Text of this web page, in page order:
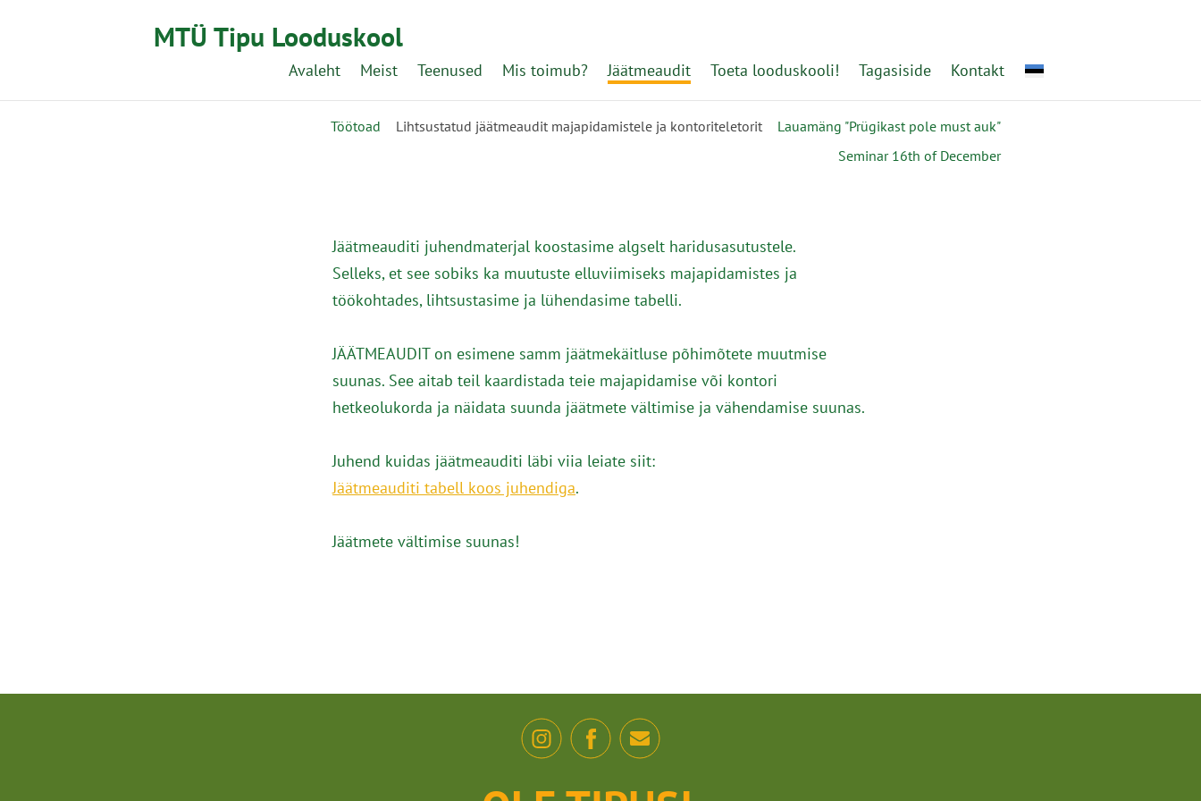
MTÜ Tipu Looduskool
Avaleht Meist Teenused Mis toimub? Jäätmeaudit Toeta looduskooli! Tagasiside Kontakt
Töötoad Lihtsustatud jäätmeaudit majapidamistele ja kontoriteletorit
Lauamäng "Prügikast pole must auk"
Seminar 16th of December
Jäätmeauditi juhendmaterjal koostasime algselt haridusasutustele.
Selleks, et see sobiks ka muutuste elluviimiseks majapidamistes ja
töökohtades, lihtsustasime ja lühendasime tabelli.
JÄÄTMEAUDIT on esimene samm jäätmekäitluse põhimõtete muutmise
suunas. See aitab teil kaardistada teie majapidamise või kontori
hetkeolukorda ja näidata suunda jäätmete vältimise ja vähendamise suunas.
Juhend kuidas jäätmeauditi läbi viia leiate siit:
Jäätmeauditi tabell koos juhendiga.
Jäätmete vältimise suunas!